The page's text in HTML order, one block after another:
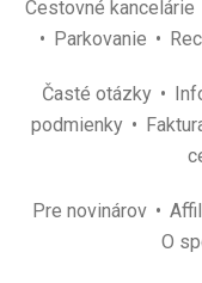
Cestovné kancelárie
Parkovanie
Časté otázky
podmienky
Pre novinárov
O